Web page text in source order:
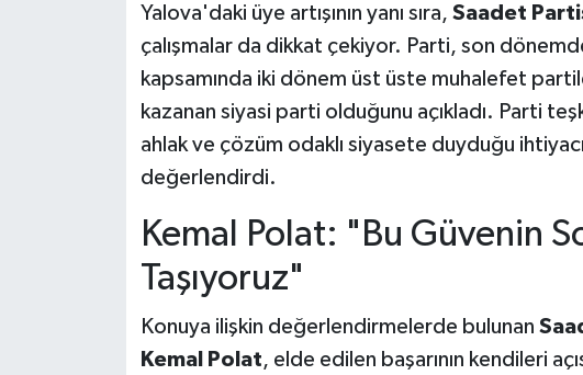
Yalova'daki üye artışının yanı sıra, Saadet
çalışmalar da dikkat çekiyor. Parti, son
kapsamında iki dönem üst üste muhalefet
kazanan siyasi parti olduğunu açıkladı. Parti
ahlak ve çözüm odaklı siyasete duyduğu
değerlendirdi.
Kemal Polat: "Bu Güvenin
Taşıyoruz"
Konuya ilişkin değerlendirmelerde bulunan
Kemal Polat, elde edilen başarının kendileri